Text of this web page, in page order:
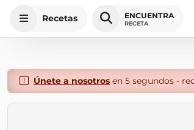
Recetas ENCUENTRA
RECETA
Únete a nosotrosen 5 segundos -